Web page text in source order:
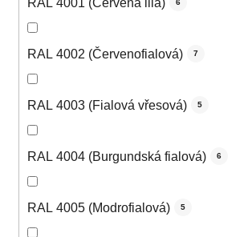
6
RAL 4002 (Červenofialová) 7
RAL 4003 (Fialová vřesová) 5
RAL 4004 (Burgundská fialová) 6
RAL 4005 (Modrofialová) 5